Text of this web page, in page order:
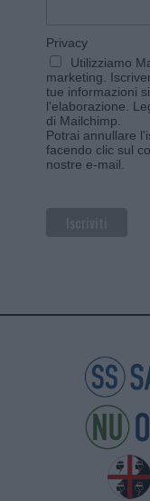
Privacy
Utilizziamo
marketing.
tue informazioni
l'elaborazione.
di Mailchimp
Potrai annullare
facendo clic sul
nostre e-mail.